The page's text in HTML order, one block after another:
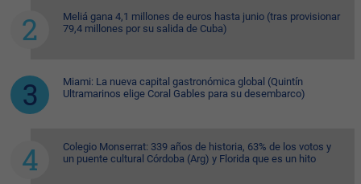
Meliá gana 4,1 millones de euros hasta junio (tras provisionar
79,4 millones por su salida de Cuba)
Miami: La nueva capital gastronómica global (Quintín
Ultramarinos elige Coral Gables para su desembarco)
Colegio Monserrat: 339 años de historia, 63% de los votos y
un puente cultural Córdoba (Arg) y Florida que es un hito